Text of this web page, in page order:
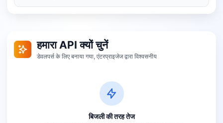
हमारा API क्यों चुनें
डेवलपर्स के लिए बनाया गया, एंटरप्राइजेज द्वारा विश्वसनीय
बिजली की तरह तेज